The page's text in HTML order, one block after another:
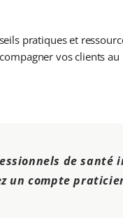
pratiques et
vos clients au
de
un compte